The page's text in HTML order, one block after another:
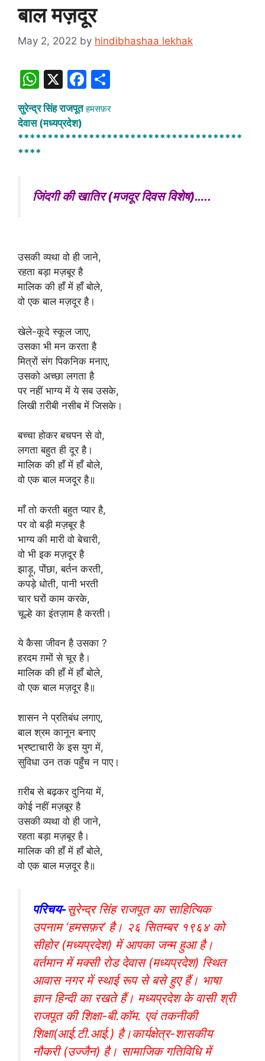
बाल मज़दूर
May 2, 2022 by hindibhashaa lekhak
W
h
at
s
A
p
X
F
c
e
o
ar
e
सुरेन्द्र सिंह राजपूतहमसफ़र
देवास (मध्यप्रदेश)
**************************************
****
जिंदगी की खातिर (मजदूर दिवस विशेष)…..
उसकी व्यथा वो ही जाने,
रहता बड़ा मज़बूर है
मालिक की हाँ में हाँ बोले,
वो एक बाल मज़दूर है।
खेले-कूदे स्कूल जाए,
उसका भी मन करता है
मित्रों संग पिकनिक मनाए,
उसको अच्छा लगता है
पर नहीं भाग्य में ये सब उसके,
लिखी ग़रीबी नसीब में जिसके।
बच्चा होकर बचपन से वो,
लगता बहुत ही दूर है।
मालिक की हाँ में हाँ बोले,
वो एक बाल मजदूर है॥
माँ तो करती बहुत प्यार है,
पर वो बड़ी मज़बूर है
भाग्य की मारी वो बेचारी,
वो भी इक मज़दूर है
झाड़ू, पोंछा, बर्तन करती,
कपड़े धोती, पानी भरती
चार घरों काम करके,
चूल्हे का इंतज़ाम है करती।
ये कैसा जीवन है उसका ?
हरदम ग़मों से चूर है।
मालिक की हाँ में हाँ बोले,
वो एक बाल मज़दूर है॥
शासन ने प्रतिबंध लगाए,
बाल श्रम कानून बनाए
भ्रष्टाचारी के इस युग में,
सुविधा उन तक पहुँच न पाए।
ग़रीब से बढ़कर दुनिया में,
कोई नहीं मज़बूर है
उसकी व्यथा वो ही जाने,
रहता बड़ा मज़बूर है।
मालिक की हाँ में हाँ बोले,
वो एक बाल मज़दूर है॥
परिचय-सुरेन्द्र सिंह राजपूत का साहित्यिक
उपनाम ‘हमसफ़र’ है। २६ सितम्बर १९६४ को
सीहोर (मध्यप्रदेश) में आपका जन्म हुआ है।
वर्तमान में मक्सी रोड देवास (मध्यप्रदेश) स्थित
आवास नगर में स्थाई रूप से बसे हुए हैं। भाषा
ज्ञान हिन्दी का रखते हैं। मध्यप्रदेश के वासी श्री
राजपूत की शिक्षा-बी.कॉम. एवं तकनीकी
शिक्षा(आई.टी.आई.) है।कार्यक्षेत्र-शासकीय
नौकरी (उज्जैन) है। सामाजिक गतिविधि में